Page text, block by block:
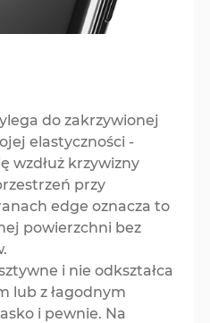
do zakrzywionej
elastyczności -
wzdłuż krzywizny
przy
edge oznacza to
powierzchni bez
i nie odkształca
lub z łagodnym
i pewnie. Na